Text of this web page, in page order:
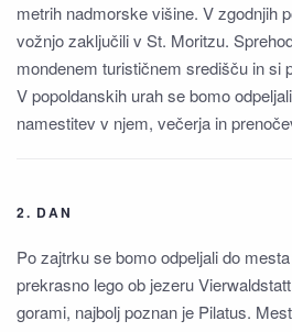
metrih nadmorske višine. V zgodnjih
vožnjo zaključili v St. Moritzu.
mondenem turističnem središču in si
V popoldanskih urah se bomo
namestitev v njem, večerja in
2. DAN
Po zajtrku se bomo odpeljali do
prekrasno lego ob jezeru
gorami, najbolj poznan je Pilatus.